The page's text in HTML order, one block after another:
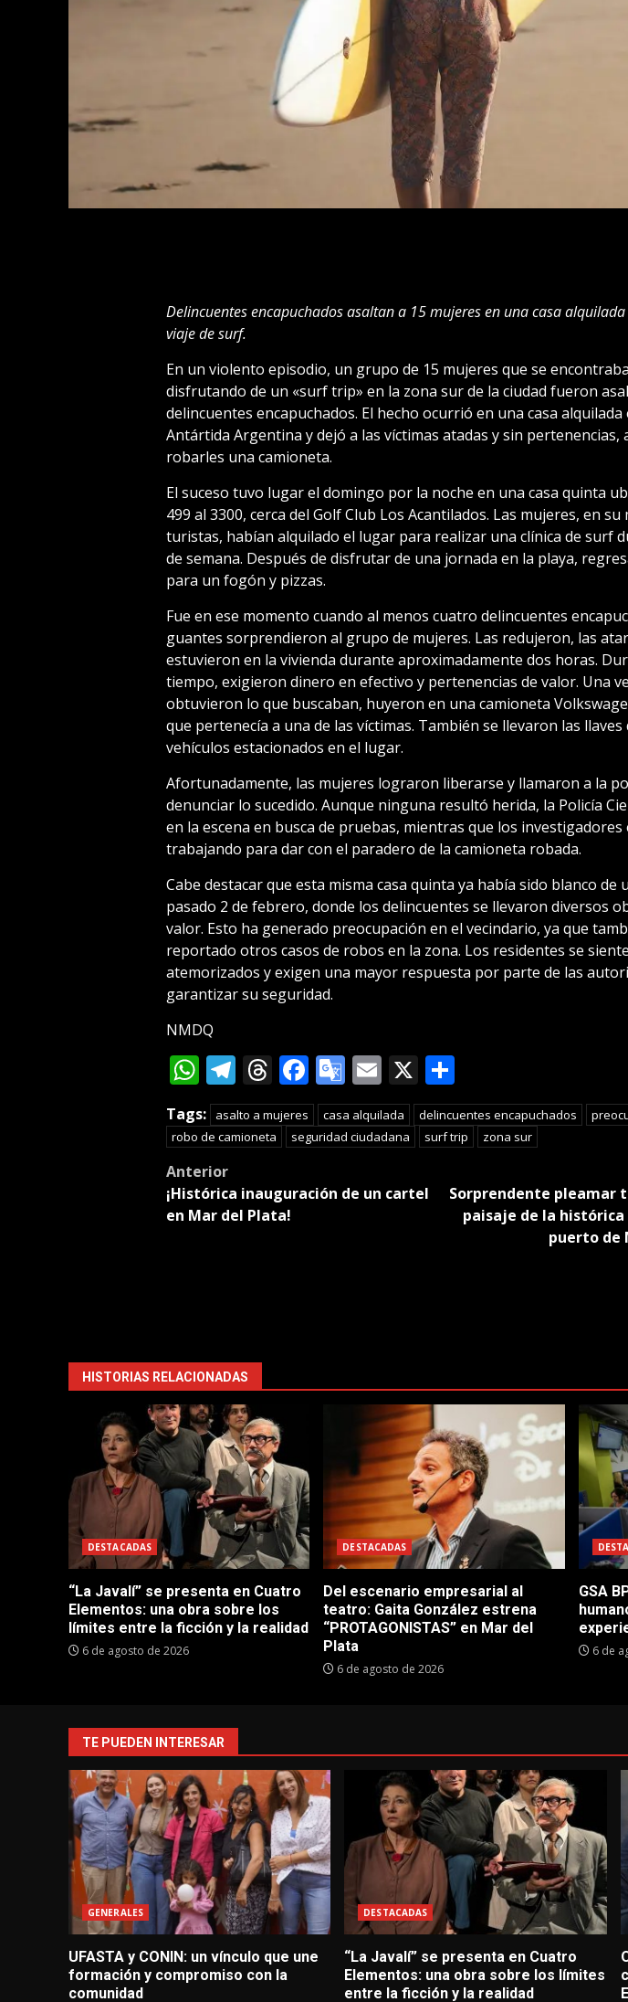
Delincuentes encapuchados asaltan a 15 mujeres en una casa
viaje de surf.
En un violento episodio, un grupo de 15 mujeres que se
disfrutando de un «surf trip» en la zona sur de la ciudad fueron
delincuentes encapuchados. El hecho ocurrió en una casa
Antártida Argentina y dejó a las víctimas atadas y sin pertenencias,
robarles una camioneta.
El suceso tuvo lugar el domingo por la noche en una casa quinta
499 al 3300, cerca del Golf Club Los Acantilados. Las mujeres, en su
turistas, habían alquilado el lugar para realizar una clínica de surf
de semana. Después de disfrutar de una jornada en la playa,
para un fogón y pizzas.
Fue en ese momento cuando al menos cuatro delincuentes
guantes sorprendieron al grupo de mujeres. Las redujeron, las
estuvieron en la vivienda durante aproximadamente dos horas.
tiempo, exigieron dinero en efectivo y pertenencias de valor. Una
obtuvieron lo que buscaban, huyeron en una camioneta
que pertenecía a una de las víctimas. También se llevaron las llaves
vehículos estacionados en el lugar.
Afortunadamente, las mujeres lograron liberarse y llamaron a la
denunciar lo sucedido. Aunque ninguna resultó herida, la Policía
en la escena en busca de pruebas, mientras que los investigadores
trabajando para dar con el paradero de la camioneta robada.
Cabe destacar que esta misma casa quinta ya había sido blanco de
pasado 2 de febrero, donde los delincuentes se llevaron diversos
valor. Esto ha generado preocupación en el vecindario, ya que
reportado otros casos de robos en la zona. Los residentes se
atemorizados y exigen una mayor respuesta por parte de las
garantizar su seguridad.
NMDQ
WhatsApp
Telegram
Threads
Facebook
Google
Translate
Email
X Compartir
Tags: asalto a mujeres casa alquilada delincuentes encapuchados
robo de camioneta
seguridad ciudadana surf trip zona sur
Post
navigation
Anterior
¡Histórica inauguración de un cartel
en Mar del Plata!
Sorprendente pleamar
paisaje de la
puerto de
HISTORIAS RELACIONADAS
DESTACADAS
“La Javalí” se presenta en Cuatro
Elementos: una obra sobre los
límites entre la ficción y la realidad
6 de agosto de 2026
DESTACADAS
Del escenario empresarial al
teatro: Gaita González estrena
“PROTAGONISTAS” en Mar del
Plata
6 de agosto de 2026
GSA
6 de
TE PUEDEN INTERESAR
GENERALES
UFASTA y CONIN: un vínculo que une
formación y compromiso con la
comunidad
DESTACADAS
“La Javalí” se presenta en Cuatro
Elementos: una obra sobre los límites
entre la ficción y la realidad